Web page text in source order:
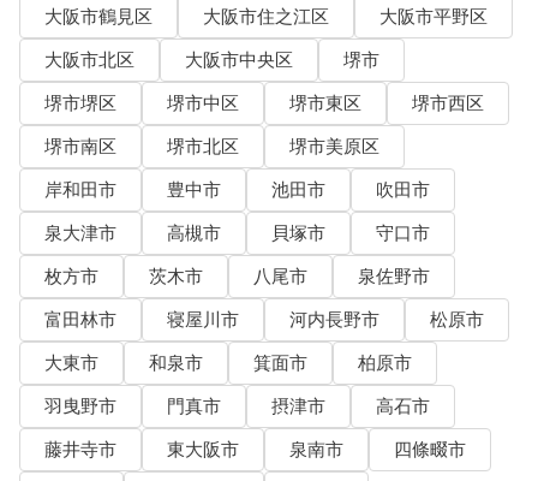
大阪市鶴見区
大阪市住之江区
大阪市平野区
大阪市北区
大阪市中央区
堺市
堺市堺区
堺市中区 堺市東区
堺市西区
堺市南区
堺市北区
堺市美原区
岸和田市
豊中市 池田市
吹田市
泉大津市
高槻市 貝塚市
守口市
枚方市
茨木市 八尾市
泉佐野市
富田林市
寝屋川市 河内長野市
松原市
大東市
和泉市 箕面市
柏原市
羽曳野市
門真市 摂津市
高石市
藤井寺市
東大阪市 泉南市
四條畷市